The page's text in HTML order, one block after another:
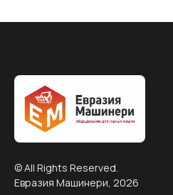
© All Rights Reserved.
Евразия Машинери, 2026